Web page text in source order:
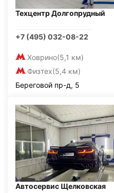
Техцентр Долгопрудный
+7 (495) 032-08-22
Ховрино(5,1 км)
Физтех(5,4 км)
Береговой пр-д, 5
Автосервис Щелковская